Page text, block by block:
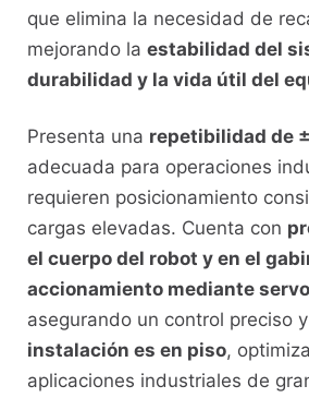
que elimina la necesidad de
mejorando la estabilidad del
durabilidad y la vida útil del
Presenta una repetibilidad de
adecuada para operaciones
requieren posicionamiento
cargas elevadas. Cuenta con
el cuerpo del robot y en el
accionamiento mediante
asegurando un control preciso
instalación es en piso,
aplicaciones industriales de